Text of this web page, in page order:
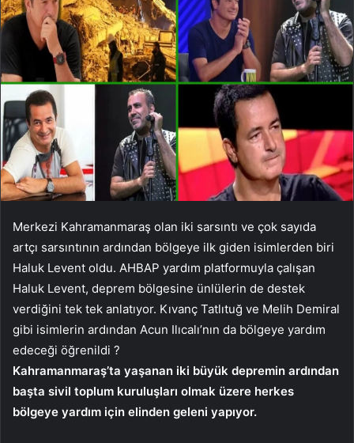
Merkezi Kahramanmaraş olan iki sarsıntı ve çok sayıda
artçı sarsıntının ardından bölgeye ilk giden isimlerden biri
Haluk Levent oldu. AHBAP yardım platformuyla çalışan
Haluk Levent, deprem bölgesine ünlülerin de destek
verdiğini tek tek anlatıyor. Kıvanç Tatlıtuğ ve Melih Demiral
gibi isimlerin ardından Acun Ilıcalı’nın da bölgeye yardım
edeceği öğrenildi ?
Kahramanmaraş’ta yaşanan iki büyük depremin ardından
başta sivil toplum kuruluşları olmak üzere herkes
bölgeye yardım için elinden geleni yapıyor.